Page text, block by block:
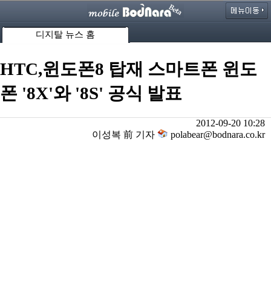
디지탈 뉴스 홈
HTC,윈도폰8 탑재 스마트폰 윈도
폰 '8X'와 '8S' 공식 발표
2012-09-20 10:28
이성복 前 기자
polabear@bodnara.co.kr